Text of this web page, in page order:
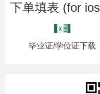
下单填表 (for
毕业证/学位证下载